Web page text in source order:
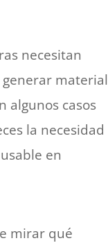
necesitan
material
algunos casos
la necesidad
en
mirar qué